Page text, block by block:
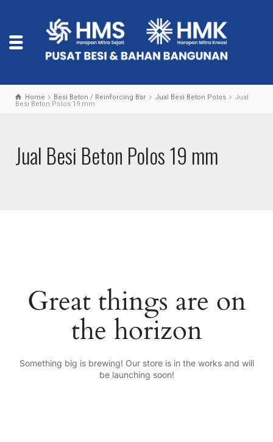
Home Besi Beton / Reinforcing Bar Jual Besi Beton Polos
Jual
Besi Beton Polos 19 mm
Jual Besi Beton Polos 19 mm
Great things are on
the horizon
Something big is brewing! Our store is in the works and will
be launching soon!